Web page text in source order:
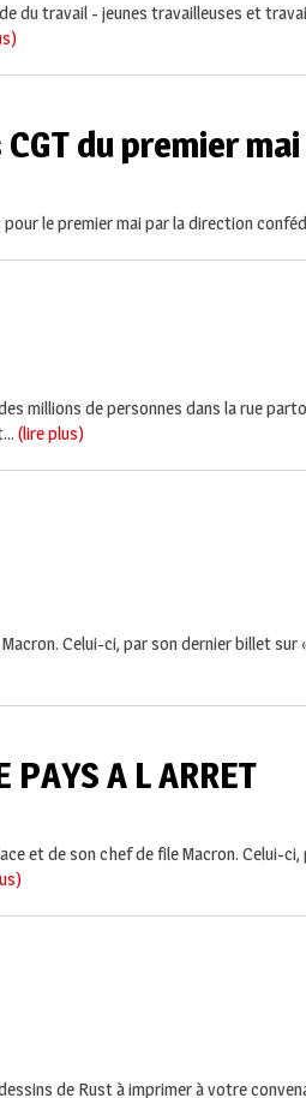
du travail - jeunes travailleuses et
du premier mai
le premier mai par la direction
millions de personnes dans la rue
(lire plus)
Celui-ci, par son dernier billet sur
PAYS A L ARRET
et de son chef de file Macron. Celui-
de Rust à imprimer à votre